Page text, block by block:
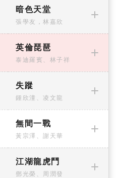
暗色天堂
張學友，林嘉欣
英倫琵琶
泰迪羅賓、林子祥
失蹤
鍾欣潼、凌文龍
無間一戰
黃宗澤、謝天華
江湖龍虎鬥
鄧光榮、周潤發